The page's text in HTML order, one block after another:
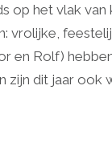
op het vlak
vrolijke,
en Rolf)
dit jaar ook